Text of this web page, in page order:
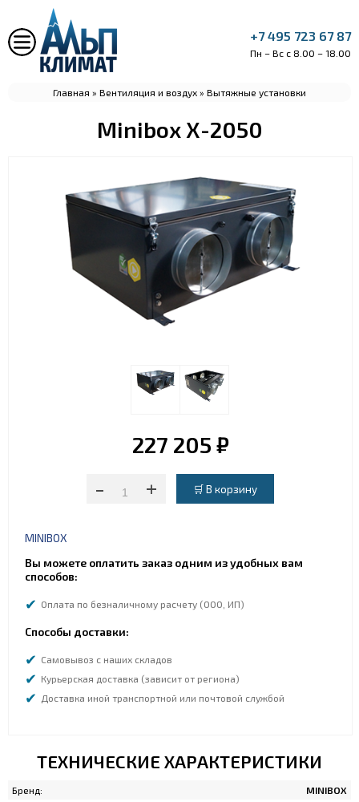
+7 495 723 67 87
Пн – Вс с 8.00 – 18.00
Главная » Вентиляция и воздух » Вытяжные установки
Minibox X-2050
227 205 ₽
-
+
MINIBOX
Вы можете оплатить заказ одним из удобных вам
способов:
Оплата по безналичному расчету (ООО, ИП)
Способы доставки:
Самовывоз с наших складов
Курьерская доставка (зависит от региона)
Доставка иной транспортной или почтовой службой
ТЕХНИЧЕСКИЕ ХАРАКТЕРИСТИКИ
Бренд:
MINIBOX